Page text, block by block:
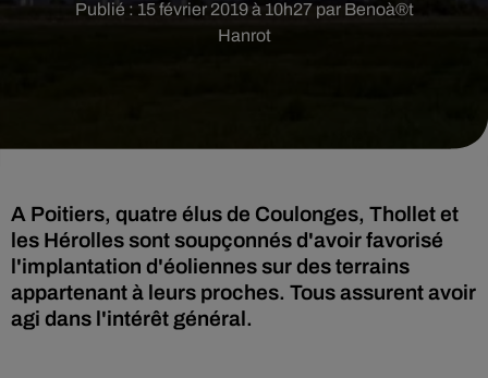
Publié : 15 février 2019 à 10h27 par Benoà®t
Hanrot
A Poitiers, quatre élus de Coulonges, Thollet et
les Hérolles sont soupçonnés d'avoir favorisé
l'implantation d'éoliennes sur des terrains
appartenant à leurs proches. Tous assurent avoir
agi dans l'intérêt général.